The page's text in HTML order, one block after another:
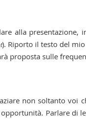
alla
). Riporto il testo del
proposta sulle
non soltanto voi
Parlare di